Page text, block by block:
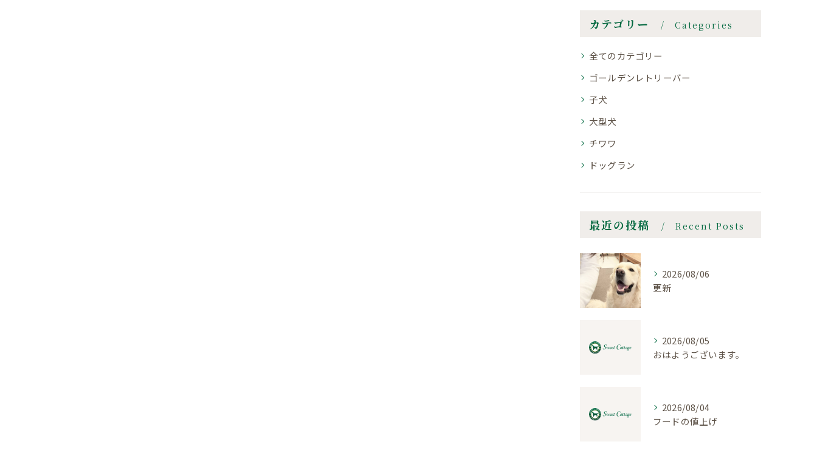
カテゴリー Categories
全てのカテゴリー
ゴールデンレトリーバー
子犬
大型犬
チワワ
ドッグラン
最近の投稿 Recent Posts
2026/08/06
更新
2026/08/05
おはようございます。
2026/08/04
フードの値上げ